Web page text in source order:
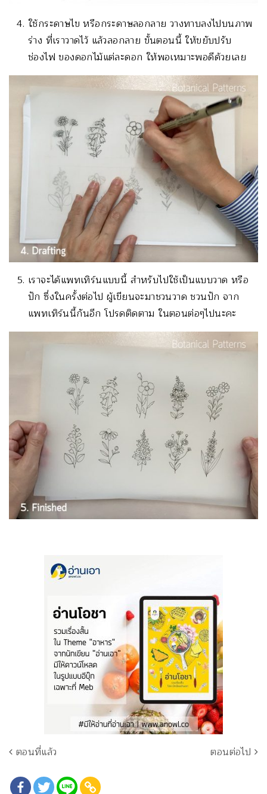
ใช้กระดาษไข หรือกระดาษลอกลาย วางทาบลงไปบนภาพ
ร่าง ที่เราวาดไว้ แล้วลอกลาย ขั้นตอนนี้ ให้ขยับปรับ
ช่องไฟ ของดอกไม้แต่ละดอก ให้พอเหมาะพอดีด้วยเลย
เราจะได้แพทเทิร์นแบบนี้ สำหรับไปใช้เป็นแบบวาด หรือ
ปัก ซึ่งในครั้งต่อไป ผู้เขียนจะมาชวนวาด ชวนปัก จาก
แพทเทิร์นนี้กันอีก โปรดติดตาม ในตอนต่อๆไปนะคะ
ตอนที่แล้ว ตอนต่อไป